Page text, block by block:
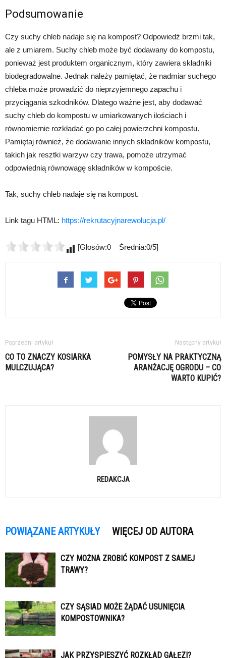
Podsumowanie
Czy suchy chleb nadaje się na kompost? Odpowiedź brzmi tak,
ale z umiarem. Suchy chleb może być dodawany do kompostu,
ponieważ jest produktem organicznym, który zawiera składniki
biodegradowalne. Jednak należy pamiętać, że nadmiar suchego
chleba może prowadzić do nieprzyjemnego zapachu i
przyciągania szkodników. Dlatego ważne jest, aby dodawać
suchy chleb do kompostu w umiarkowanych ilościach i
równomiernie rozkładać go po całej powierzchni kompostu.
Pamiętaj również, że dodawanie innych składników kompostu,
takich jak resztki warzyw czy trawa, pomoże utrzymać
odpowiednią równowagę składników w kompoście.
Tak, suchy chleb nadaje się na kompost.
Link tagu HTML: https://rekrutacyjnarewolucja.pl/
[Głosów:0 Średnia:0/5]
Poprzedni artykuł
CO TO ZNACZY KOSIARKA
MULCZUJĄCA?
Następny artykuł
POMYSŁY NA PRAKTYCZNĄ
ARANŻACJĘ OGRODU – CO
WARTO KUPIĆ?
REDAKCJA
POWIĄZANE ARTYKUŁY WIĘCEJ OD AUTORA
CZY MOŻNA ZROBIĆ KOMPOST Z SAMEJ
TRAWY?
CZY SĄSIAD MOŻE ŻĄDAĆ USUNIĘCIA
KOMPOSTOWNIKA?
JAK PRZYSPIESZYĆ ROZKŁAD GAŁĘZI?